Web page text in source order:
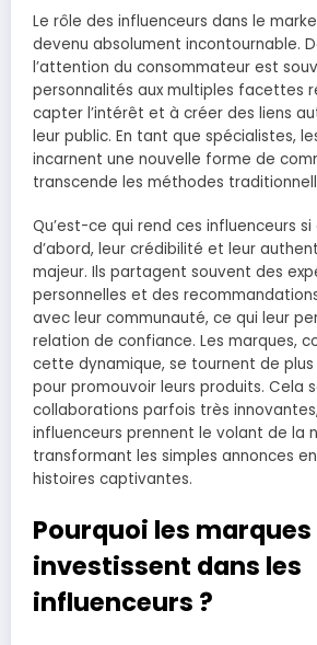
Le rôle des influenceurs dans le
devenu absolument incontournable.
l’attention du consommateur est
personnalités aux multiples facettes
capter l’intérêt et à créer des liens
leur public. En tant que spécialistes,
incarnent une nouvelle forme de
transcende les méthodes
Qu’est-ce qui rend ces influenceurs
d’abord, leur crédibilité et leur
majeur. Ils partagent souvent des
personnelles et des
avec leur communauté, ce qui leur
relation de confiance. Les marques,
cette dynamique, se tournent de plus
pour promouvoir leurs produits. Cela
collaborations parfois très
influenceurs prennent le volant de la
transformant les simples annonces
histoires captivantes.
Pourquoi les marques
investissent dans les
influenceurs ?